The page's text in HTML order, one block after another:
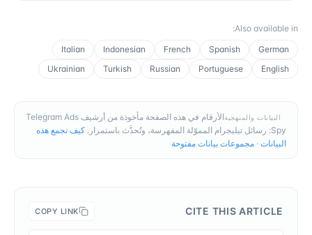
Also available in
:
German
Spanish
French
Indonesian
Italian
English
Portuguese
Russian
Turkish
Ukrainian
البيانات والمنهجية
الأرقام في هذه الصفحة مأخوذة من أرشيف Telegram Ads
Spy: رسائل تيليجرام المموّلة المفهرسة، وتُحدَّث باستمرار.
كيف نجمع هذه
البيانات · مجموعات بيانات مفتوحة
CITE THIS ARTICLE
COPY LINK